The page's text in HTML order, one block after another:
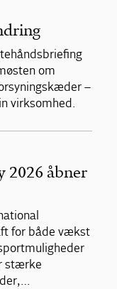
om
–
virksomhed.
2026 åbner
for både vækst
stærke